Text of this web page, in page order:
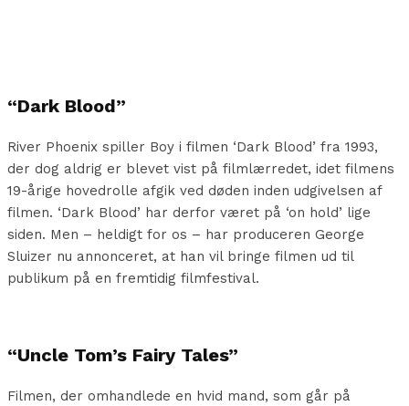
“Dark Blood”
River Phoenix spiller Boy i filmen ‘Dark Blood’ fra 1993,
der dog aldrig er blevet vist på filmlærredet, idet filmens
19-årige hovedrolle afgik ved døden inden udgivelsen af
filmen. ‘Dark Blood’ har derfor været på ‘on hold’ lige
siden. Men – heldigt for os – har produceren George
Sluizer nu annonceret, at han vil bringe filmen ud til
publikum på en fremtidig filmfestival.
“Uncle Tom’s Fairy Tales”
Filmen, der omhandlede en hvid mand, som går på